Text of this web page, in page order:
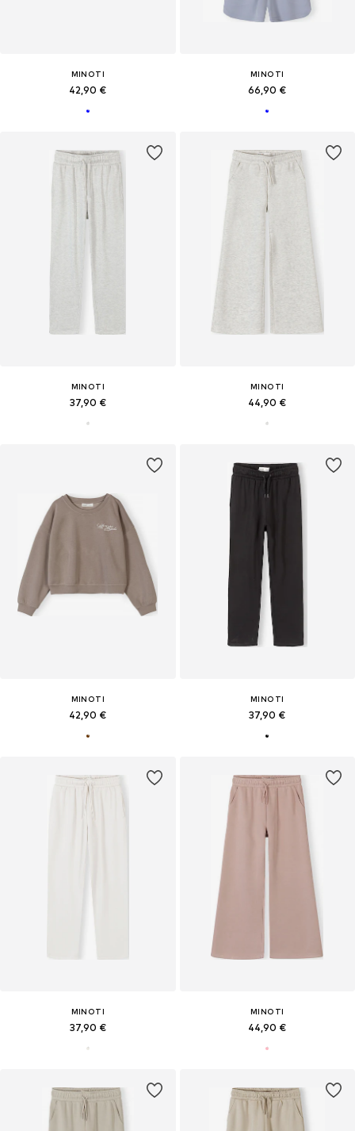
MINOTI
42,90 €
MINOTI
66,90 €
MINOTI
37,90 €
MINOTI
44,90 €
MINOTI
42,90 €
MINOTI
37,90 €
MINOTI
37,90 €
MINOTI
44,90 €